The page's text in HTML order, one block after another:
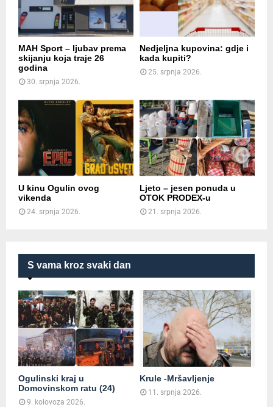
S vama kroz svaki dan
Ogulinski kraj u
Domovinskom ratu (24)
9. kolovoza 2026.
Krule -Mršavljenje
11. srpnja 2026.
MAH Sport – ljubav prema
skijanju koja traje 26
godina
30. srpnja 2026.
Nedjeljna kupovina: gdje i
kada kupiti?
25. srpnja 2026.
U kinu Ogulin ovog
vikenda
24. srpnja 2026.
Ljeto – jesen ponuda u
OTOK PRODEX-u
21. srpnja 2026.